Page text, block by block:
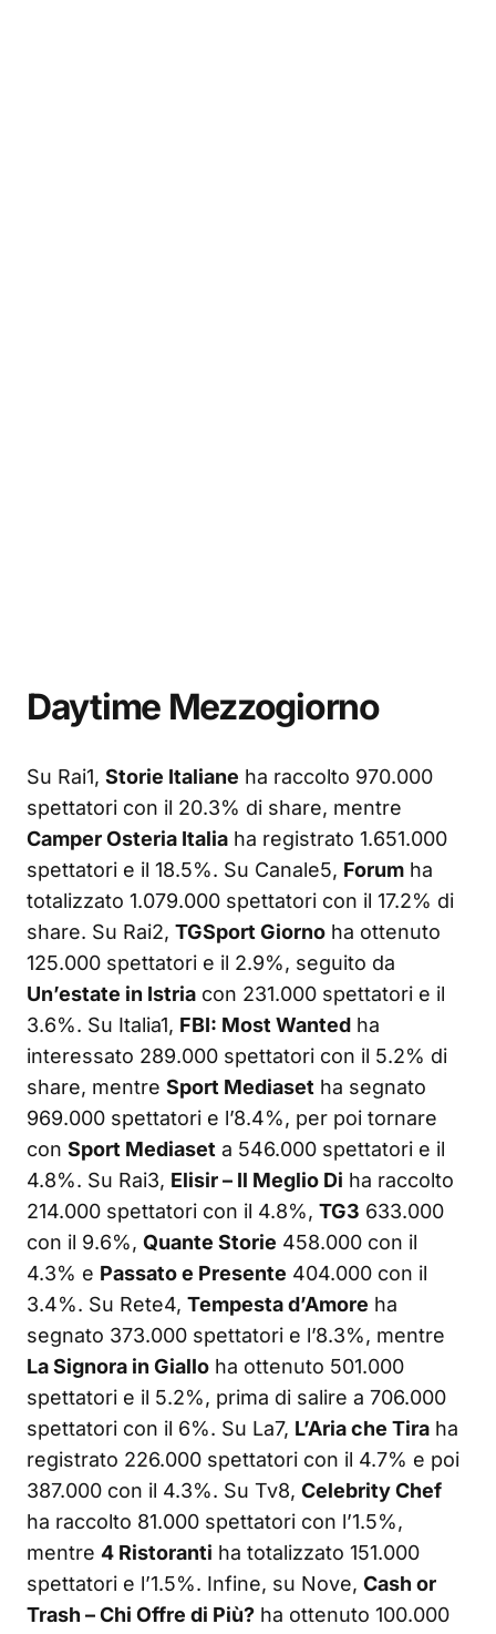
Daytime Mezzogiorno
Su Rai1, Storie Italiane ha raccolto 970.000
spettatori con il 20.3% di share, mentre
Camper Osteria Italia ha registrato 1.651.000
spettatori e il 18.5%. Su Canale5, Forum ha
totalizzato 1.079.000 spettatori con il 17.2% di
share. Su Rai2, TGSport Giorno ha ottenuto
125.000 spettatori e il 2.9%, seguito da
Un’estate in Istria con 231.000 spettatori e il
3.6%. Su Italia1, FBI: Most Wanted ha
interessato 289.000 spettatori con il 5.2% di
share, mentre Sport Mediaset ha segnato
969.000 spettatori e l’8.4%, per poi tornare
con Sport Mediaset a 546.000 spettatori e il
4.8%. Su Rai3, Elisir – Il Meglio Di ha raccolto
214.000 spettatori con il 4.8%, TG3 633.000
con il 9.6%, Quante Storie 458.000 con il
4.3% e Passato e Presente 404.000 con il
3.4%. Su Rete4, Tempesta d’Amore ha
segnato 373.000 spettatori e l’8.3%, mentre
La Signora in Giallo ha ottenuto 501.000
spettatori e il 5.2%, prima di salire a 706.000
spettatori con il 6%. Su La7, L’Aria che Tira ha
registrato 226.000 spettatori con il 4.7% e poi
387.000 con il 4.3%. Su Tv8, Celebrity Chef
ha raccolto 81.000 spettatori con l’1.5%,
mentre 4 Ristoranti ha totalizzato 151.000
spettatori e l’1.5%. Infine, su Nove, Cash or
Trash – Chi Offre di Più? ha ottenuto 100.000